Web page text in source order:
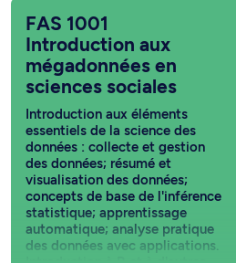
FAS 1001
Introduction aux
mégadonnées en
sciences sociales
Introduction aux éléments
essentiels de la science des
données : collecte et gestion
des données; résumé et
visualisation des données;
concepts de base de l'inférence
statistique; apprentissage
automatique; analyse pratique
des données avec applications.